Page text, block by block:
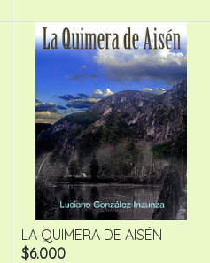
LA QUIMERA DE AISÉN
$6.000